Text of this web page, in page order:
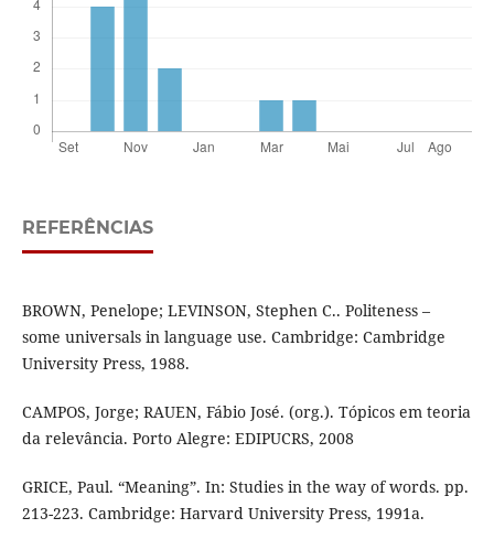
REFERÊNCIAS
BROWN, Penelope; LEVINSON, Stephen C.. Politeness –
some universals in language use. Cambridge: Cambridge
University Press, 1988.
CAMPOS, Jorge; RAUEN, Fábio José. (org.). Tópicos em teoria
da relevância. Porto Alegre: EDIPUCRS, 2008
GRICE, Paul. “Meaning”. In: Studies in the way of words. pp.
213-223. Cambridge: Harvard University Press, 1991a.